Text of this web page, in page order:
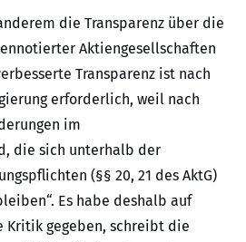
die Transparenz über die
Aktiengesellschaften
Transparenz ist nach
erforderlich, weil nach
im
die sich unterhalb der
(§§ 20, 21 des AktG)
Es habe deshalb auf
Kritik gegeben, schreibt die